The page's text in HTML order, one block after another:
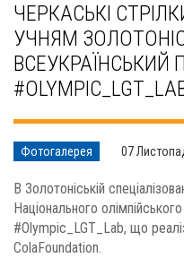
ЧЕРКАСЬКІ
УЧНЯМ
ВСЕУКРАЇНСЬКИЙ
Фотогалерея 07
В Золотоніській
Національного
#Olympic_LGT_Lab, що
ColaFoundation.